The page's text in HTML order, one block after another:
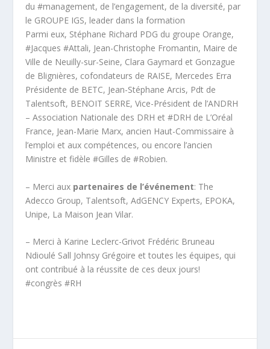
du #management, de l’engagement, de la diversité, par
le GROUPE IGS, leader dans la formation
Parmi eux, Stéphane Richard PDG du groupe Orange,
#Jacques #Attali, Jean-Christophe Fromantin, Maire de
Ville de Neuilly-sur-Seine, Clara Gaymard et Gonzague
de Blignières, cofondateurs de RAISE, Mercedes Erra
Présidente de BETC, Jean-Stéphane Arcis, Pdt de
Talentsoft, BENOIT SERRE, Vice-Président de l’ANDRH
– Association Nationale des DRH et #DRH de L’Oréal
France, Jean-Marie Marx, ancien Haut-Commissaire à
l’emploi et aux compétences, ou encore l’ancien
Ministre et fidèle #Gilles de #Robien.
– Merci aux partenaires de l’événement: The
Adecco Group, Talentsoft, AdGENCY Experts, EPOKA,
Unipe, La Maison Jean Vilar.
– Merci à Karine Leclerc-Grivot Frédéric Bruneau
Ndioulé Sall Johnsy Grégoire et toutes les équipes, qui
ont contribué à la réussite de ces deux jours!
#congrès #RH